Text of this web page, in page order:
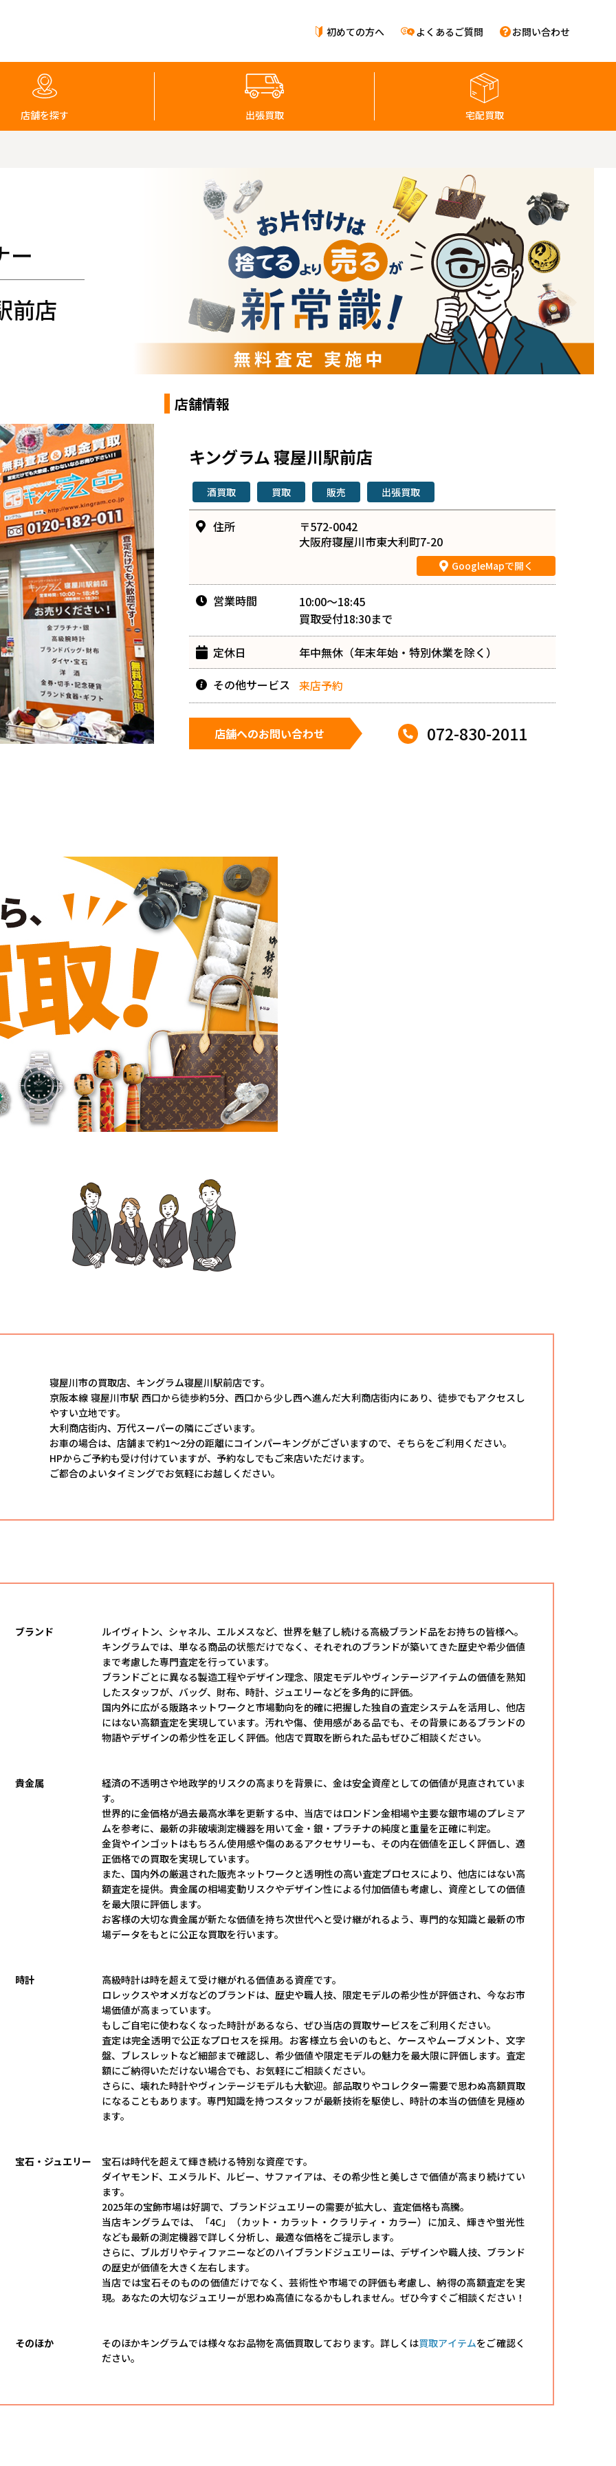
初めての方へ よくあるご質問 お問い合わせ
店舗を探す 出張買取 宅配買取
前店
ー
店舗情報
キングラム 寝屋川駅前店
酒買取 買取 販売 出張買取
住所
〒572-0042
大阪府寝屋川市東大利町7-20
GoogleMapで開く
営業時間
10:00〜18:45
買取受付18:30まで
定休日
年中無休（年末年始・特別休業を除く）
その他サービス 来店予約
店舗へのお問い合わせ 072-830-2011
寝屋川市の買取店、キングラム寝屋川駅前店です。
京阪本線 寝屋川市駅 西口から徒歩約5分、西口から少し西へ進んだ大利商店街内にあり、徒歩でもアクセスし
やすい立地です。
大利商店街内、万代スーパーの隣にございます。
お車の場合は、店舗まで約1〜2分の距離にコインパーキングがございますので、そちらをご利用ください。
HPからご予約も受け付けていますが、予約なしでもご来店いただけます。
ご都合のよいタイミングでお気軽にお越しください。
ブランド
ルイヴィトン、シャネル、エルメスなど、世界を魅了し続ける高級ブランド品をお持ちの皆様へ。
キングラムでは、単なる商品の状態だけでなく、それぞれのブランドが築いてきた歴史や希少価値
まで考慮した専門査定を行っています。
ブランドごとに異なる製造工程やデザイン理念、限定モデルやヴィンテージアイテムの価値を熟知
したスタッフが、バッグ、財布、時計、ジュエリーなどを多角的に評価。
国内外に広がる販路ネットワークと市場動向を的確に把握した独自の査定システムを活用し、他店
にはない高額査定を実現しています。汚れや傷、使用感がある品でも、その背景にあるブランドの
物語やデザインの希少性を正しく評価。他店で買取を断られた品もぜひご相談ください。
貴金属
経済の不透明さや地政学的リスクの高まりを背景に、金は安全資産としての価値が見直されていま
す。
世界的に金価格が過去最高水準を更新する中、当店ではロンドン金相場や主要な銀市場のプレミア
ムを参考に、最新の非破壊測定機器を用いて金・銀・プラチナの純度と重量を正確に判定。
金貨やインゴットはもちろん使用感や傷のあるアクセサリーも、その内在価値を正しく評価し、適
正価格での買取を実現しています。
また、国内外の厳選された販売ネットワークと透明性の高い査定プロセスにより、他店にはない高
額査定を提供。貴金属の相場変動リスクやデザイン性による付加価値も考慮し、資産としての価値
を最大限に評価します。
お客様の大切な貴金属が新たな価値を持ち次世代へと受け継がれるよう、専門的な知識と最新の市
場データをもとに公正な買取を行います。
時計
高級時計は時を超えて受け継がれる価値ある資産です。
ロレックスやオメガなどのブランドは、歴史や職人技、限定モデルの希少性が評価され、今なお市
場価値が高まっています。
もしご自宅に使わなくなった時計があるなら、ぜひ当店の買取サービスをご利用ください。
査定は完全透明で公正なプロセスを採用。お客様立ち会いのもと、ケースやムーブメント、文字
盤、ブレスレットなど細部まで確認し、希少価値や限定モデルの魅力を最大限に評価します。査定
額にご納得いただけない場合でも、お気軽にご相談ください。
さらに、壊れた時計やヴィンテージモデルも大歓迎。部品取りやコレクター需要で思わぬ高額買取
になることもあります。専門知識を持つスタッフが最新技術を駆使し、時計の本当の価値を見極め
ます。
宝石・ジュエリー
宝石は時代を超えて輝き続ける特別な資産です。
ダイヤモンド、エメラルド、ルビー、サファイアは、その希少性と美しさで価値が高まり続けてい
ます。
2025年の宝飾市場は好調で、ブランドジュエリーの需要が拡大し、査定価格も高騰。
当店キングラムでは、「4C」（カット・カラット・クラリティ・カラー）に加え、輝きや蛍光性
なども最新の測定機器で詳しく分析し、最適な価格をご提示します。
さらに、ブルガリやティファニーなどのハイブランドジュエリーは、デザインや職人技、ブランド
の歴史が価値を大きく左右します。
当店では宝石そのものの価値だけでなく、芸術性や市場での評価も考慮し、納得の高額査定を実
現。あなたの大切なジュエリーが思わぬ高値になるかもしれません。ぜひ今すぐご相談ください！
そのほか そのほかキングラムでは様々なお品物を高価買取しております。詳しくは買取アイテムをご確認く
ださい。